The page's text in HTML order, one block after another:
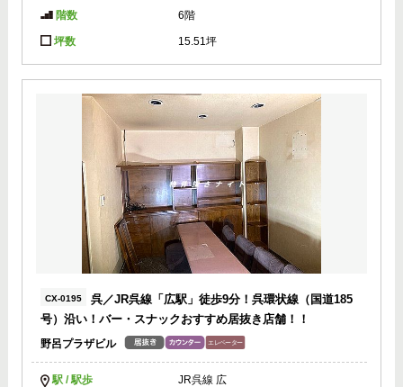
階数 6階
坪数 15.51坪
CX-0195
呉／JR呉線「広駅」徒歩9分！呉環状線（国道185
号）沿い！バー・スナックおすすめ居抜き店舗！！
野呂プラザビル
駅 / 駅歩
JR呉線 広